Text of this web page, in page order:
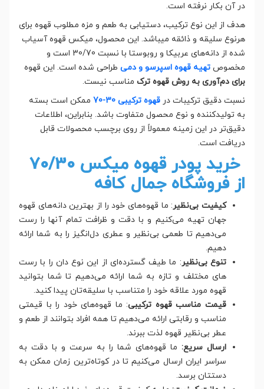
در آن بکار نرفته است.
هدف از این نوع ترکیب، دستیابی به طعم و مزه مطلوب قهوه برای
هرنوع سلیقه و ذائقه میباشد. این محصول، میکس قهوه آسیاب
شده از دانه‌های عربیکا و روبوستا با نسبت 30/70 است و
مخصوص تهیه قهوه اسپرسو و دمی طراحی شده است. این قهوه
برای دم‌آوری به روش قهوه ترک مناسب نیست.
نسبت دقیق ترکیبات در قهوه ترکیبی 30-70
ممکن است بسته
به تولیدکننده و نوع محصول متفاوت باشد. بنابراین، اطلاعات
دقیق‌تر در این زمینه معمولاً از روی برچسب محصولات قابل
دریافت است.
از فروشگاه جمال کافه
کیفیت بی‌نظیر: ما قهوه‌های خود را از بهترین دانه‌های قهوه
جهان تهیه می‌کنیم و با دقت و ظرافت تمام آنها را رست
می‌دهیم تا طعمی بی‌نظیر و عطری دل‌انگیز را به شما ارائه
دهیم.
تنوع بی‌نظیر: ما طیف گسترده‌ای از این نوع دان را با رست
های مختلف و تازه به شما ارائه می‌دهیم تا شما بتوانید
قهوه مورد علاقه خود را متناسب با سلیقه‌تان پیدا کنید.
قیمت مناسب قهوه ترکیبی: ما قهوه‌های خود را با قیمتی
مناسب و رقابتی ارائه می‌دهیم تا همه افراد بتوانند از طعم و
عطر بی‌نظیر قهوه لذت ببرند.
ارسال سریع: ما قهوه‌های شما را به سرعت و با دقت به
سراسر ایران ارسال می‌کنیم تا در کوتاه‌ترین زمان ممکن به
دستتان برسد.